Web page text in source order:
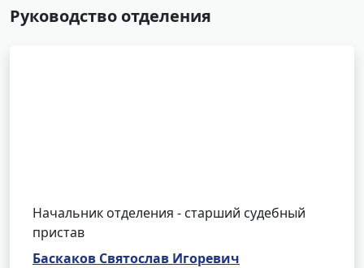
Руководство отделения
Начальник отделения - старший судебный
пристав
Баскаков Святослав Игоревич